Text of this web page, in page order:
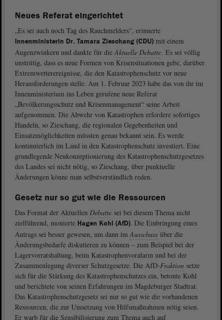
Neues Referat eingerichtet
„Es sei auch noch Tag des Rauchmelders“, erinnerte
Innenministerin Dr. Tamara Zieschang (CDU) mit einem
Augenzwinkern und dankte für die Aktuelle Debatte. Es sei völlig
unstrittig, dass es neue Formen von Krisensituationen gebe, darüber
Extremwetterereignisse, die den Katastrophenschutz vor neue
Herausforderungen stelle. Am 1. Februar 2023 habe das von ihr im
Innenministerium ins Leben gerufene neue Referat
„Bevölkerungsschutz und Krisenmanagement“ seine Arbeit
aufgenommen. Die Abwehr von Katastrophen erfordere sofortiges
Handeln, so Zieschang, die regionalen Gegebenheiten und
Einsatzmöglichkeiten müssten genau bekannt sein. Es werde
kontinuierlich im Land in den Katastrophenschutz investiert. Eine
grundlegende Neukonzeptionierung des Katastrophenschutzgesetzes
des Landes sei nicht nötig, so Zieschang, über punktuelle
Änderungen könne man selbstverständlich reden.
Gesetz nur so gut wie die Ressourcen
Das Format der Aktuellen Debatte sei bei diesem Thema nicht
zielführend, monierte Hagen Kohl (AfD). Die Einbringung eines
Antrags sei besser gewesen, um dann im Ausschuss über die
Änderungsbedarfe diskutieren zu können – zum Beispiel bei der
Lagervorratshaltung, beim Katastrophenvoralarm und bei der
Zusammenlegung diverser Schutzgesetze. Die AfD-Fraktion setze
sich für die Stärkung des Katastrophenschutzes ein, betonte Kohl
und berichtete von seinen Erfahrungen im Magdeburger Stadtrat.
Das Katastrophenschutzgesetz sei nur so gut wie die vorhandenen
Ressourcen, die zur Umsetzung von Hilfsmaßnahmen nötig seien.
Er warb für die Sensibilisierung zum Thema auch auf